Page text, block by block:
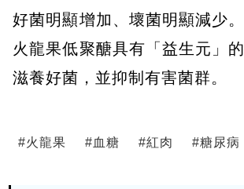
好菌明顯增加、壞菌明顯減少
火龍果低聚醣具有「益生元」
滋養好菌，並抑制有害菌群。
#火龍果 #血糖 #紅肉 #糖尿病